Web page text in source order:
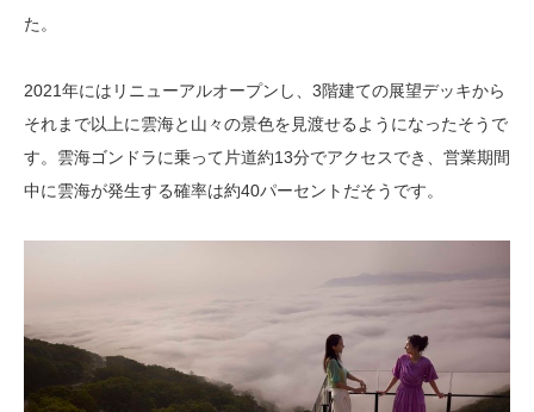
た。
2021年にはリニューアルオープンし、3階建ての展望デッキから
それまで以上に雲海と山々の景色を見渡せるようになったそうで
す。雲海ゴンドラに乗って片道約13分でアクセスでき、営業期間
中に雲海が発生する確率は約40パーセントだそうです。